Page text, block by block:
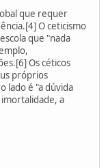
que requer
O ceticismo
que "nada
Os céticos
próprios
lado é "a dúvida
a